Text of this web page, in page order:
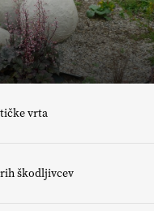
vrta
škodljivcev